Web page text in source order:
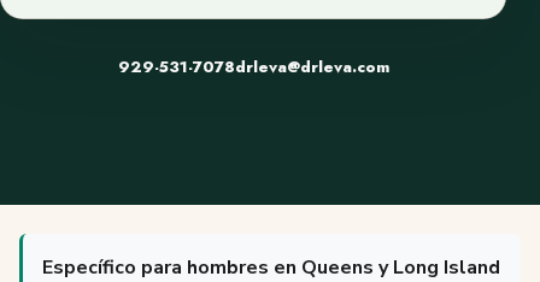
929-531-7078drleva@drleva.com
Específico para hombres en Queens y Long Island